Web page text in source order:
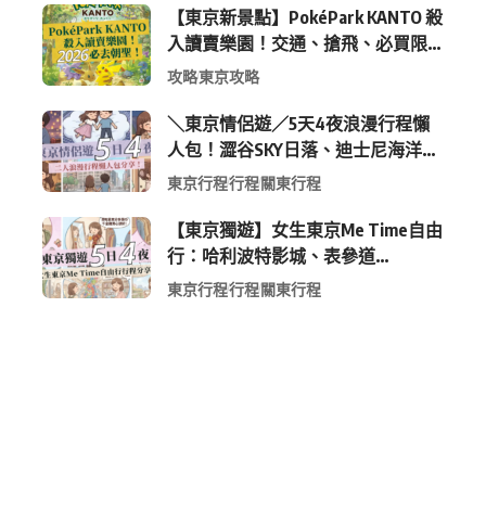
【東京新景點】PokéPark KANTO 殺
入讀賣樂園！交通、搶飛、必買限
定周邊全攻略
攻略東京攻略
＼東京情侶遊／5天4夜浪漫行程懶
人包！澀谷SKY日落、迪士尼海洋、
中目黑高質感咖啡廳全收錄
東京行程行程關東行程
【東京獨遊】女生東京Me Time自由
行：哈利波特影城、表參道
Shopping 與下北澤尋寶5日4夜慢活
東京行程行程關東行程